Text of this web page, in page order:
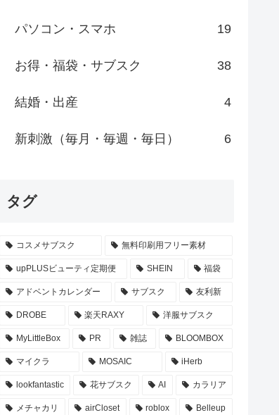
パソコン・スマホ 19
お得・福袋・サブスク 38
結婚・出産 4
新刺激（毎月・毎週・毎日） 6
タグ
コスメサブスク 無料印刷用フリー素材
upPLUSビューティ定期便 SHEIN 福袋
アドベントカレンダー サブスク 友利新
DROBE 楽天RAXY 洋服サブスク
MyLittleBox PR 雑誌 BLOOMBOX
マイクラ MOSAIC iHerb
lookfantastic 花サブスク AI カラリア
メチャカリ airCloset roblox Belleup